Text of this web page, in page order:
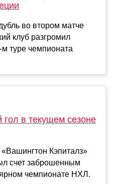
во втором матче
клуб разгромил
туре чемпионата
в текущем сезоне
Кэпиталз»
счет заброшенным
чемпионате НХЛ.